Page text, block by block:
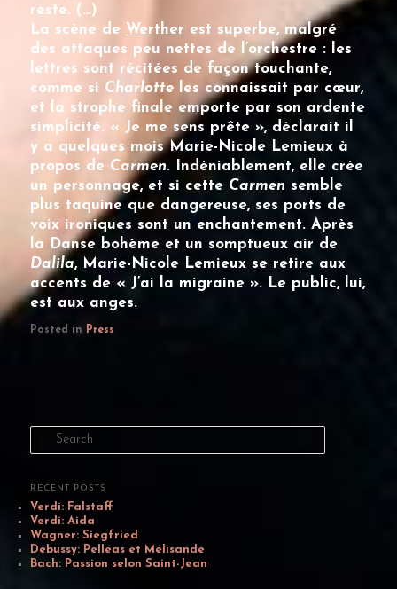
reste. (…)
La scène de Werther est superbe, malgré
des attaques peu nettes de l’orchestre : les
lettres sont récitées de façon touchante,
comme si Charlotte les connaissait par cœur,
et la strophe finale emporte par son ardente
simplicité. « Je me sens prête », déclarait il
y a quelques moisMarie-Nicole Lemieux à
propos de Carmen. Indéniablement, elle crée
un personnage, et si cette Carmen semble
plus taquine que dangereuse, ses ports de
voix ironiques sont un enchantement. Après
la Danse bohème et un somptueux air de
Dalila, Marie-Nicole Lemieux se retire aux
accents de « J’ai la migraine ». Le public, lui,
est aux anges.
Posted in Press
c
RECENT POSTS
Verdi: Falstaff
Verdi: Aida
Wagner: Siegfried
Debussy: Pelléas et Mélisande
Bach: Passion selon Saint-Jean